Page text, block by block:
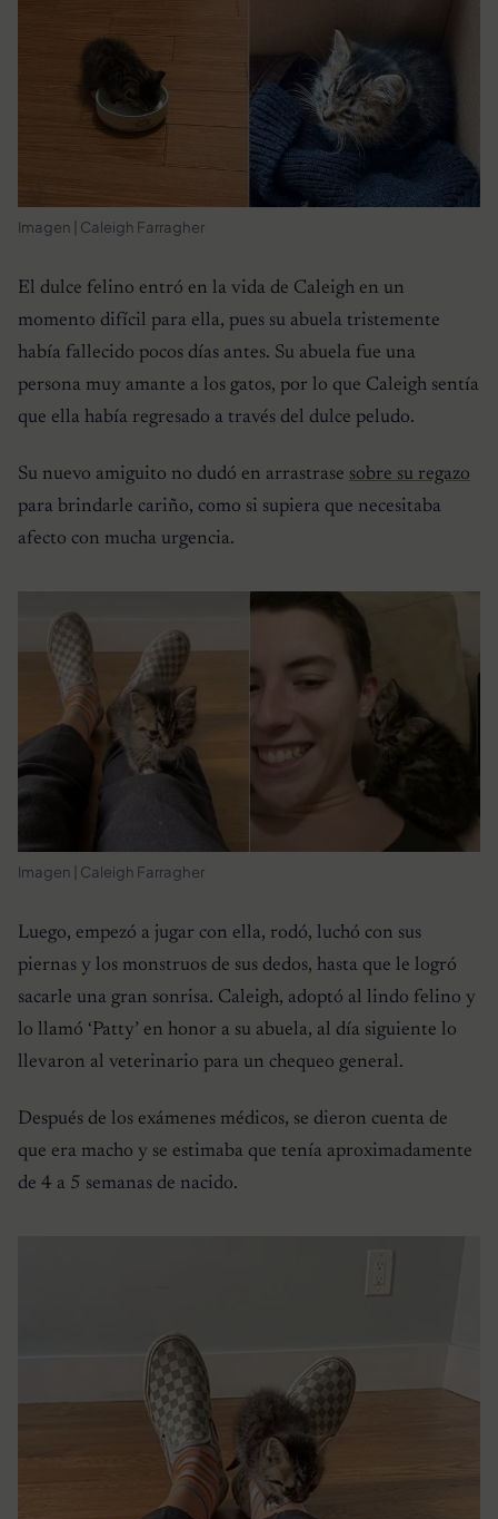
Imagen | Caleigh Farragher
El dulce felino entró en la vida de Caleigh en un
momento difícil para ella, pues su abuela tristemente
había fallecido pocos días antes. Su abuela fue una
persona muy amante a los gatos, por lo que Caleigh sentía
que ella había regresado a través del dulce peludo.
Su nuevo amiguito no dudó en arrastrase sobre su regazo
para brindarle cariño, como si supiera que necesitaba
afecto con mucha urgencia.
Imagen | Caleigh Farragher
Luego, empezó a jugar con ella, rodó, luchó con sus
piernas y los monstruos de sus dedos, hasta que le logró
sacarle una gran sonrisa. Caleigh, adoptó al lindo felino y
lo llamó ‘Patty’ en honor a su abuela, al día siguiente lo
llevaron al veterinario para un chequeo general.
Después de los exámenes médicos, se dieron cuenta de
que era macho y se estimaba que tenía aproximadamente
de 4 a 5 semanas de nacido.